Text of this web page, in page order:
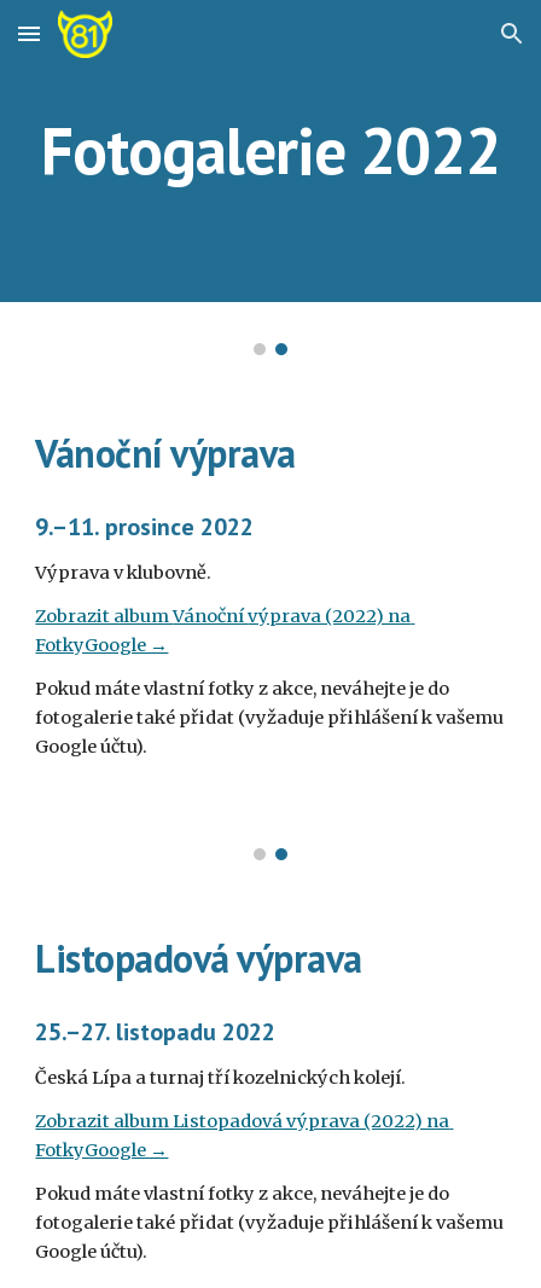
Skip to main content Skip to navigation
Fotogalerie 2022
Vánoční výprava
9.–11. prosince 2022
Výprava v klubovně.
Zobrazit album Vánoční výprava (2022) na
FotkyGoogle →
Pokud máte vlastní fotky z akce, neváhejte je do
fotogalerie také přidat (vyžaduje přihlášení k vašemu
Google účtu).
Listopadová výprava
25.–27. listopadu 2022
Česká Lípa a turnaj tří kozelnických kolejí.
Zobrazit album Listopadová výprava (2022) na
FotkyGoogle →
Pokud máte vlastní fotky z akce, neváhejte je do
fotogalerie také přidat (vyžaduje přihlášení k vašemu
Google účtu).